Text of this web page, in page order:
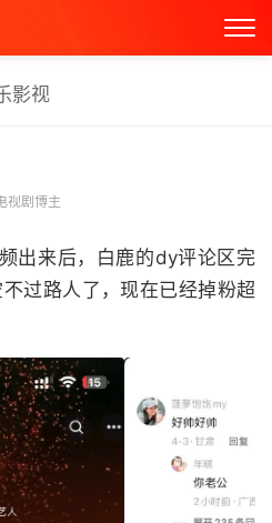
影视
视剧博主
出来后，白鹿的dy评论区完
过路人了，现在已经掉粉超